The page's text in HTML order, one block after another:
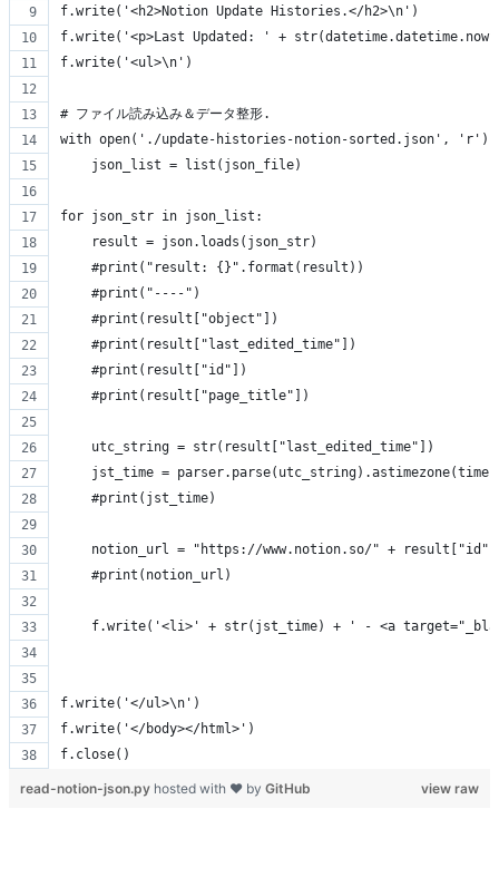
f.write('<h2>Notion Update Histories.</h2>\n')
f.write('<p>Last Updated: ' +
f.write('<ul>\n')
# ファイル読み込み＆データ整形.
with open('./update-histories-notion-sorted.json', 'r')
    json_list = list(json_file)
for json_str in json_list:
    result = json.loads(json_str)
    #print("result: {}".format(result))
    #print("----")
    #print(result["object"])
    #print(result["last_edited_time"])
    #print(result["id"])
    #print(result["page_title"])
    utc_string = str(result["last_edited_time"])
jst_time =
    #print(jst_time)
notion_url = "https://www.notion.so/" +
    #print(notion_url)
f.write('<li>' + str(jst_time) + ' - <a
f.write('</ul>\n')
f.write('</body></html>')
f.close()
view raw
read-notion-json.py hosted with ❤ by GitHub